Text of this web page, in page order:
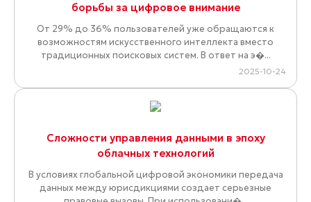
борьбы за цифровое внимание
От 29% до 36% пользователей уже обращаются к
возможностям искусственного интеллекта вместо
традиционных поисковых систем. В ответ на э�...
2025-10-24
Сложности управления данными в эпоху
облачных технологий
В условиях глобальной цифровой экономики передача
данных между юрисдикциями создает серьезные